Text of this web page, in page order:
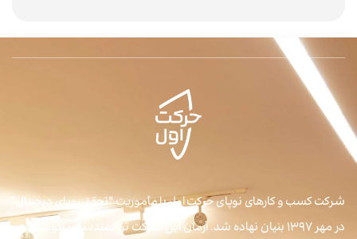
شرکت کسب و کارهای نوپای حرکت اول با مأموریت “تحقق رویای دیجیتال”
در مهر ۱۳۹۷ بنیان نهاده شد. آرمان این شرکت توانمندسازی اکوسیستم